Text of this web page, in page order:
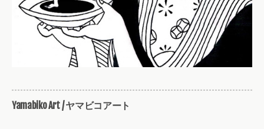
Yamabiko Art / ヤマビコアート